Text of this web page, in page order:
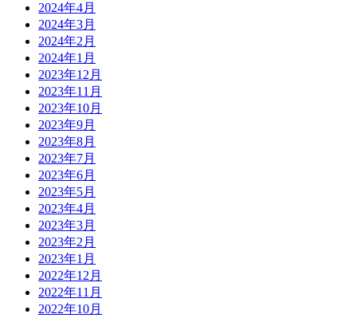
2024年4月
2024年3月
2024年2月
2024年1月
2023年12月
2023年11月
2023年10月
2023年9月
2023年8月
2023年7月
2023年6月
2023年5月
2023年4月
2023年3月
2023年2月
2023年1月
2022年12月
2022年11月
2022年10月